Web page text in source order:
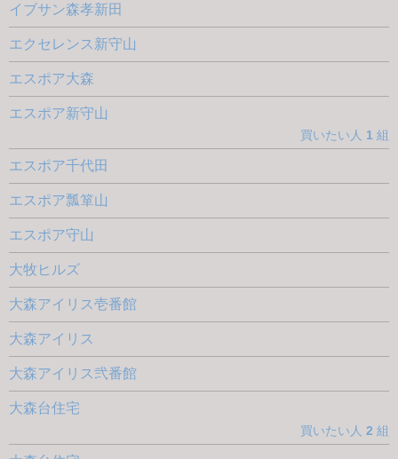
イブサン森孝新田
エクセレンス新守山
エスポア大森
エスポア新守山
買いたい人 1 組
エスポア千代田
エスポア瓢箪山
エスポア守山
大牧ヒルズ
大森アイリス壱番館
大森アイリス
大森アイリス弐番館
大森台住宅
買いたい人 2 組